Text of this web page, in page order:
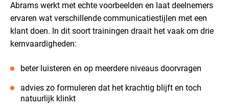
Abrams werkt met echte voorbeelden en laat deelnemers
ervaren wat verschillende communicatiestijlen met een
klant doen. In dit soort trainingen draait het vaak om drie
kernvaardigheden:
beter luisteren en op meerdere niveaus doorvragen
advies zo formuleren dat het krachtig blijft en toch
natuurlijk klinkt